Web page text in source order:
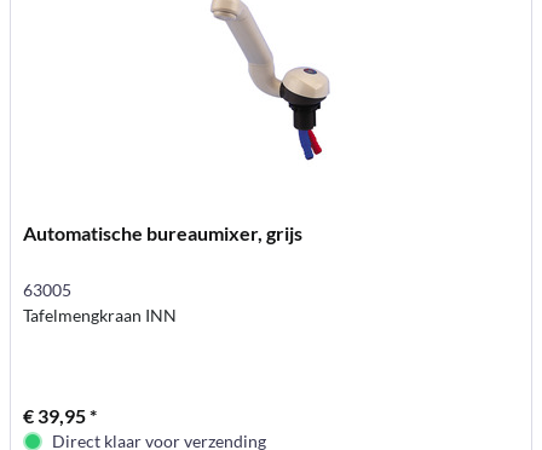
Automatische bureaumixer, grijs
63005
Tafelmengkraan INN
€ 39,95 *
Direct klaar voor verzending